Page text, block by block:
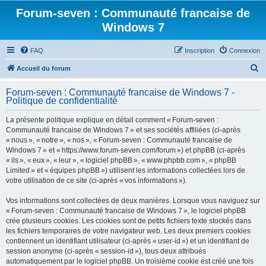
Forum-seven : Communauté francaise de
Windows 7
FAQ Connexion
Inscription
Accueil du forum
h
Forum-seven : Communauté francaise de Windows 7 -
Politique de confidentialité
La présente politique explique en détail comment « Forum-seven :
Communauté francaise de Windows 7 » et ses sociétés affiliées (ci-après
« nous », « notre », « nos », « Forum-seven : Communauté francaise de
Windows 7 » et « https://www.forum-seven.com/forum ») et phpBB (ci-après
« ils », « eux », « leur », « logiciel phpBB », « www.phpbb.com », « phpBB
Limited » et « équipes phpBB ») utilisent les informations collectées lors de
votre utilisation de ce site (ci-après « vos informations »).
Vos informations sont collectées de deux manières. Lorsque vous naviguez sur
« Forum-seven : Communauté francaise de Windows 7 », le logiciel phpBB
crée plusieurs cookies. Les cookies sont de petits fichiers texte stockés dans
les fichiers temporaires de votre navigateur web. Les deux premiers cookies
contiennent un identifiant utilisateur (ci-après « user-id ») et un identifiant de
session anonyme (ci-après « session-id »), tous deux attribués
automatiquement par le logiciel phpBB. Un troisième cookie est créé une fois